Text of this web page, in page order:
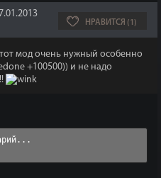
НРАВИТСЯ (1)
мод очень нужный особенно
+100500)) и не надо